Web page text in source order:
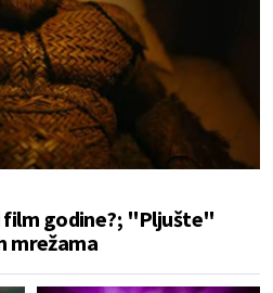
film godine?; "Pljušte"
mrežama